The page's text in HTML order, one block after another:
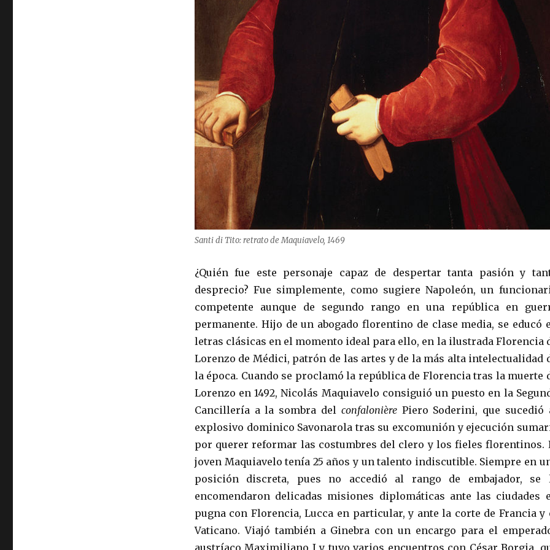
Santi di Tito: retrato de Maquiavelo, 1469
¿Quién fue este personaje capaz de despertar tanta pasión y
desprecio? Fue simplemente, como sugiere Napoleón, un
competente aunque de segundo rango en una república en
permanente. Hijo de un abogado florentino de clase media, se educó
letras clásicas en el momento ideal para ello, en la ilustrada Florencia
Lorenzo de Médici, patrón de las artes y de la más alta intelectualidad
la época. Cuando se proclamó la república de Florencia tras la muerte
Lorenzo en 1492, Nicolás Maquiavelo consiguió un puesto en la
Cancillería a la sombra del confalonièrePiero Soderini, que sucedió
explosivo dominico Savonarola tras su excomunión y ejecución
por querer reformar las costumbres del clero y los fieles florentinos.
joven Maquiavelo tenía 25 años y un talento indiscutible. Siempre en
posición discreta, pues no accedió al rango de embajador, se
encomendaron delicadas misiones diplomáticas ante las ciudades
pugna con Florencia, Lucca en particular, y ante la corte de Francia y
Vaticano. Viajó también a Ginebra con un encargo para el
austríaco Maximiliano I y tuvo varios encuentros con César Borgia,